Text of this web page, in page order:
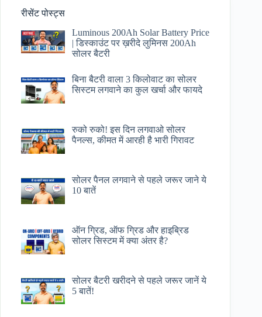
रीसेंट पोस्ट्स
Luminous 200Ah Solar Battery Price​
| डिस्काउंट पर ख़रीदे लुमिनस 200Ah
सोलर बैटरी
बिना बैटरी वाला 3 किलोवाट का सोलर
सिस्टम लगवाने का कुल खर्चा और फायदे
रुको रुको! इस दिन लगवाओ सोलर
पैनल्स, कीमत में आरही है भारी गिरावट
सोलर पैनल लगवाने से पहले जरूर जाने ये
10 बातें
ऑन ग्रिड, ऑफ ग्रिड और हाइब्रिड
सोलर सिस्टम में क्या अंतर है?
सोलर बैटरी खरीदने से पहले जरूर जानें ये
5 बातें!